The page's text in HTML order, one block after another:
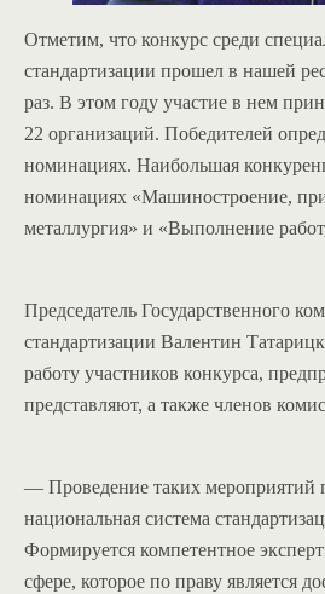
Отметим, что конкурс среди
стандартизации прошел в нашей
раз. В этом году участие в нем
22 организаций. Победителей
номинациях. Наибольшая
номинациях «Машиностроение,
металлургия» и «Выполнение
Председатель Государственного
стандартизации Валентин
работу участников конкурса,
представляют, а также членов
— Проведение таких мероприятий
национальная система
Формируется компетентное
сфере, которое по праву является